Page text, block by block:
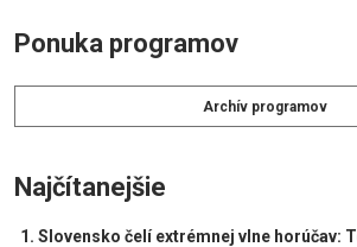
Ponuka programov
Archív programov
Najčítanejšie
Slovensko čelí extrémnej vlne horúčav: